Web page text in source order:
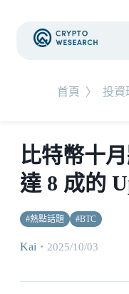
首頁 〉 投資
比特幣十
達 8 成的
#熱點話題 #BTC
Kai ・ 2025/10/03